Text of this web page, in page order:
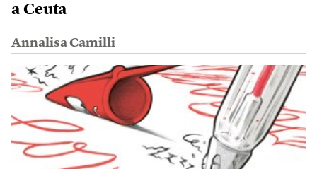
a Ceuta
Annalisa Camilli